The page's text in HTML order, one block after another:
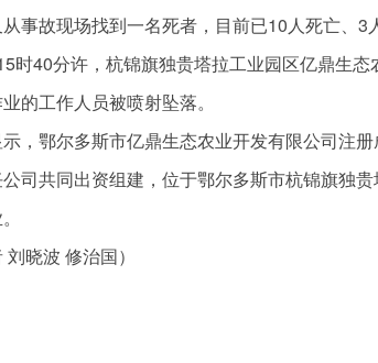
事故现场找到一名死者，目前已10人死亡、3
时40分许，杭锦旗独贵塔拉工业园区亿鼎生
的工作人员被喷射坠落。
，鄂尔多斯市亿鼎生态农业开发有限公司注
司共同出资组建，位于鄂尔多斯市杭锦旗独
刘晓波 修治国）